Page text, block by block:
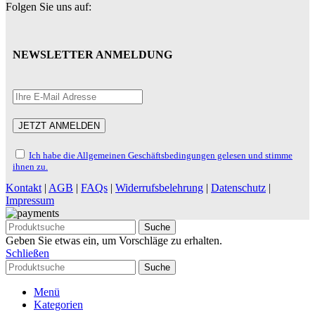
Folgen Sie uns auf:
NEWSLETTER ANMELDUNG
Ich habe die Allgemeinen Geschäftsbedingungen gelesen und stimme
ihnen zu.
Kontakt | AGB | FAQs | Widerrufsbelehrung | Datenschutz |
Impressum
Suche
Geben Sie etwas ein, um Vorschläge zu erhalten.
Schließen
Suche
Menü
Kategorien